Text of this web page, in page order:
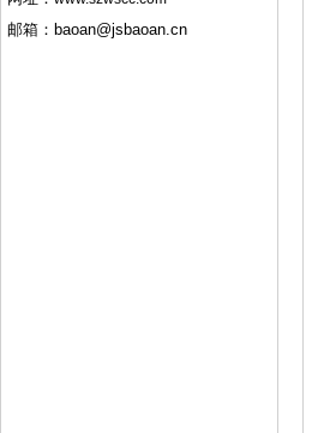
邮箱：baoan@jsbaoan.cn